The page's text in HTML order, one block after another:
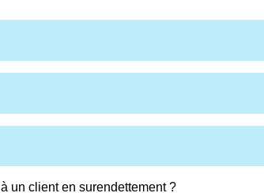
un client en surendettement ?